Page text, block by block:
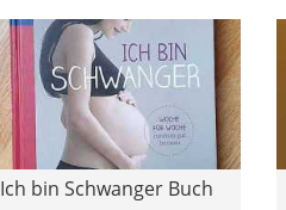
Ich bin Schwanger Buch